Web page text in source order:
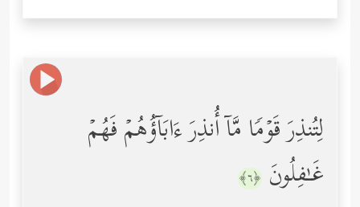
لِتُنذِرَ قَوۡمࣰا مَّاۤ أُنذِرَ ءَابَاۤؤُهُمۡ فَهُمۡ
غَـٰفِلُونَ ﴿٦﴾